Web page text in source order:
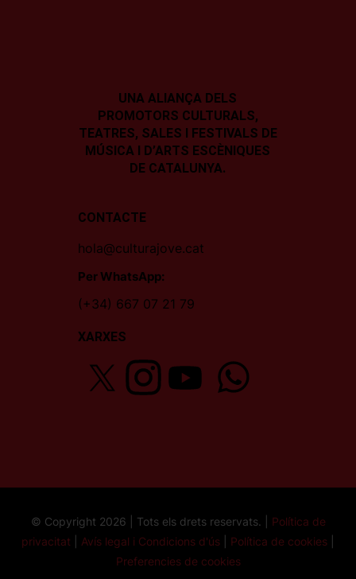
UNA ALIANÇA DELS
PROMOTORS CULTURALS,
TEATRES, SALES I FESTIVALS DE
MÚSICA I D’ARTS ESCÈNIQUES
DE CATALUNYA.
CONTACTE
hola@culturajove.cat
Per WhatsApp:
(+34) 667 07 21 79
XARXES
© Copyright 2026 | Tots els drets reservats. | Política de
privacitat
Avís legal i Condicions d'ús Política de cookies
Preferencies de cookies